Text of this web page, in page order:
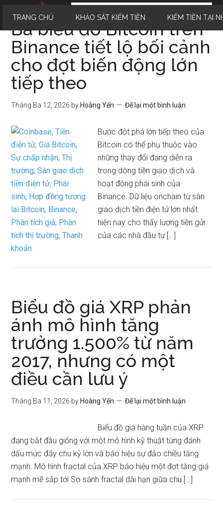
TRANG CHỦ KHẢO SÁT KIẾM TIỀN KIẾM TIỀN TẠI
Ba biểu đồ Bitcoin trên
Binance tiết lộ bối cảnh
cho đợt biến động lớn
tiếp theo
Tháng Ba 12, 2026 by Hoàng Yến Để lại một bình luận
Bước đột phá lớn tiếp theo của
Bitcoin có thể phụ thuộc vào
những thay đổi đang diễn ra
trong dòng tiền giao dịch và
hoạt động phái sinh của
Binance. Dữ liệu onchain từ sàn
giao dịch tiền điện tử lớn nhất
hiện nay cho thấy lượng tiền gửi
của các nhà đầu tư […]
Biểu đồ giá XRP phản
ánh mô hình tăng
trưởng 1.500% từ năm
2017, nhưng có một
điều cần lưu ý
Tháng Ba 11, 2026 by Hoàng Yến Để lại một bình luận
Biểu đồ giá hàng tuần của XRP
đang bắt đầu giống với một mô hình kỹ thuật từng đánh
dấu mức đáy chu kỳ lớn và báo hiệu sự đảo chiều tăng
mạnh. Mô hình fractal của XRP báo hiệu một đợt tăng giá
mạnh mẽ sắp tới So sánh fractal dài hạn giữa chu […]